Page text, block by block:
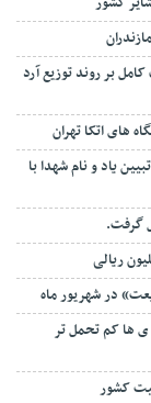
بر روند توزیع آرد
های اتکا تهران
یاد و نام شهدا با
گرفت.
در شهریور ماه
ی ها کم تحمل تر
کشور